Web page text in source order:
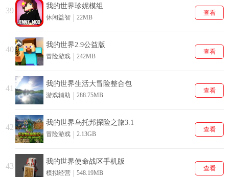
39
我的世界珍妮模组
休闲益智 22MB
查看
40
我的世界2.9公益版
冒险游戏 242MB
查看
41
我的世界生活大冒险整合包
游戏辅助 288.75MB
查看
42
我的世界乌托邦探险之旅3.1
冒险游戏 2.13GB
查看
43
我的世界使命战区手机版
模拟经营 548.19MB
查看